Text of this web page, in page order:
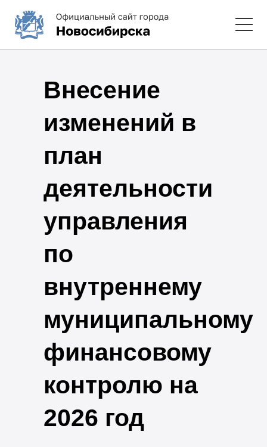
Внесение
изменений в
план
деятельности
управления
по
внутреннему
муниципальному
финансовому
контролю на
2026 год